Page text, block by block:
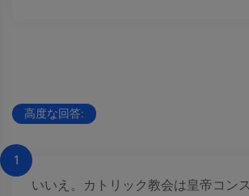
高度な回答:
1
いいえ。カトリック教会は皇帝コン